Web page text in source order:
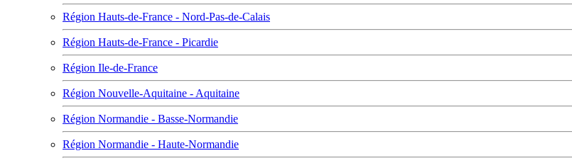
Région Hauts-de-France - Nord-Pas-de-Calais
Région Hauts-de-France - Picardie
Région Ile-de-France
Région Nouvelle-Aquitaine - Aquitaine
Région Normandie - Basse-Normandie
Région Normandie - Haute-Normandie